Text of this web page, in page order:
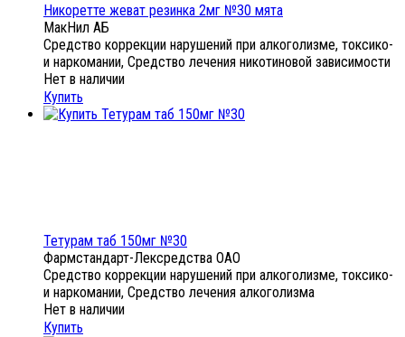
Никоретте жеват резинка 2мг №30 мята
МакНил АБ
Средство коррекции нарушений при алкоголизме, токсико-
и наркомании, Средство лечения никотиновой зависимости
Нет в наличии
Купить
Тетурам таб 150мг №30
Фармстандарт-Лексредства ОАО
Средство коррекции нарушений при алкоголизме, токсико-
и наркомании, Средство лечения алкоголизма
Нет в наличии
Купить